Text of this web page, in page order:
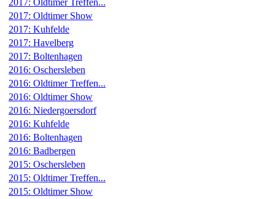
2017: Oldtimer Treffen...
2017: Oldtimer Show
2017: Kuhfelde
2017: Havelberg
2017: Boltenhagen
2016: Oschersleben
2016: Oldtimer Treffen...
2016: Oldtimer Show
2016: Niedergoersdorf
2016: Kuhfelde
2016: Boltenhagen
2016: Badbergen
2015: Oschersleben
2015: Oldtimer Treffen...
2015: Oldtimer Show